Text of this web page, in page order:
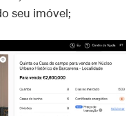
seu imóvel;